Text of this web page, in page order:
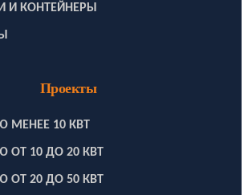
И КОНТЕЙНЕРЫ
Проекты
МЕНЕЕ 10 КВТ
10 ДО 20 КВТ
20 ДО 50 КВТ